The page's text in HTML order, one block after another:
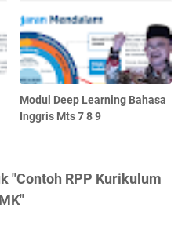
Modul Deep Learning Bahasa
Inggris Mts 7 8 9
"Contoh RPP Kurikulum